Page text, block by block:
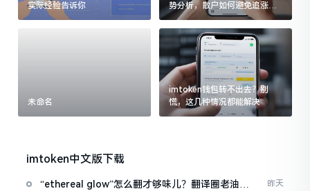
实际经验告诉你
势分析，散户如何避免追涨杀
跌被套牢
未命名
imtoken钱包转不出去？别
慌，这几种情况都能解决
imtoken中文版下载
“ethereal glow”怎么翻才够味儿？翻译圈老油条
昨天